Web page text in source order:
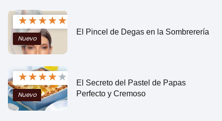
★★★★★
Nuevo
El Pincel de Degas en la Sombrerería
★★★★★
Nuevo
El Secreto del Pastel de Papas
Perfecto y Cremoso